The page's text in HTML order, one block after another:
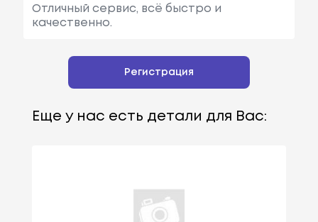
Отличный сервис, всё быстро и
качественно.
Регистрация
Еще у нас есть детали для Вас: